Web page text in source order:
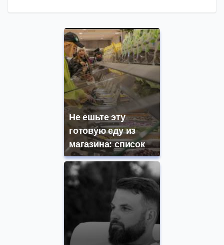
Не ешьте эту
готовую еду из
магазина: список